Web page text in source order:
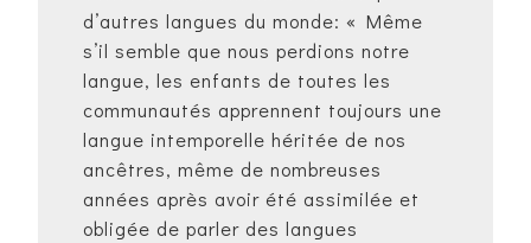
d’autres langues du monde: « Même
s’il semble que nous perdions notre
langue, les enfants de toutes les
communautés apprennent toujours une
langue intemporelle héritée de nos
ancêtres, même de nombreuses
années après avoir été assimilée et
obligée de parler des langues